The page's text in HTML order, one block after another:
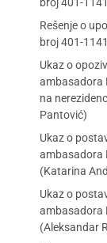
Rešenje o
broj 401-
Ukaz o
ambasadora
na
Pantović)
Ukaz o
ambasadora
(Katarina
Ukaz o
ambasadora
(Aleksandar